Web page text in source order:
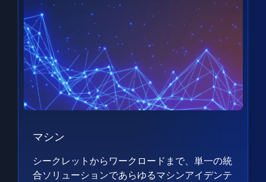
マシン
シークレットからワークロードまで、単一の統
合ソリューションであらゆるマシンアイデンテ